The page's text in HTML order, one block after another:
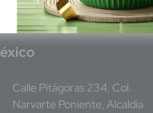
éxico
Calle Pitágoras 234, Col.
Narvarte Poniente, Alcaldía